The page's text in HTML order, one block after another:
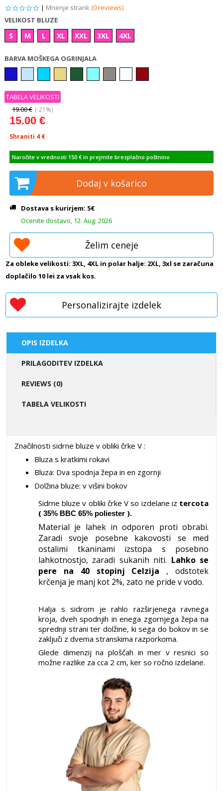
| Mnenje strank(0 reviews)
VELIKOST BLUZE
S M L XL XXL 3XL 4XL
BARVA MOŠKEGA OGRINJALA
TABELA VELIKOSTI
19.00 € (-21%)
15.00 €
Shraniti 4 €
Naročite v vrednosti 150 € in prejmite brezplačno poštnino
Dodaj v košarico
Dostava s kurirjem: 5€
Ocenite dostavo, 12. Aug. 2026
Želim ceneje
Za obleke velikosti: 3XL, 4XL in polar halje: 2XL, 3xl se zaračuna
doplačilo 10 lei za vsak kos.
Personalizirajte izdelek
OPIS IZDELKA
PRILAGODITEV IZDELKA
REVIEWS (0)
TABELA VELIKOSTI
Značilnosti sidrne bluze v obliki črke V :
Bluza s kratkimi rokavi
Bluza: Dva spodnja žepa in en zgornji
Dolžina bluze: v višini bokov
Sidrne bluze v obliki črke V so izdelane iz tercota
( 35% BBC 65% poliester ).
Material je lahek in odporen proti obrabi.
Zaradi svoje posebne kakovosti se med
ostalimi tkaninami izstopa s posebno
lahkotnostjo, zaradi sukanih niti. Lahko se
pere na 40 stopinj Celzija , odstotek
krčenja je manj kot 2%, zato ne pride v vodo.
Halja s sidrom je rahlo razširjenega ravnega
kroja, dveh spodnjih in enega zgornjega žepa na
sprednji strani ter dolžine, ki sega do bokov in se
zaključi z dvema stranskima razporkoma.
Glede dimenzij na ploščah in mer v resnici so
možne razlike za cca 2 cm, ker so ročno izdelane.